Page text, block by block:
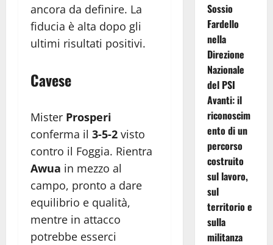
ancora da definire. La
fiducia è alta dopo gli
ultimi risultati positivi.
Cavese
Mister Prosperi
conferma il 3-5-2 visto
contro il Foggia. Rientra
Awua in mezzo al
campo, pronto a dare
equilibrio e qualità,
mentre in attacco
potrebbe esserci
Sossio
Fardello
nella
Direzione
Nazionale
del PSI
Avanti: il
riconoscim
ento di un
percorso
costruito
sul lavoro,
sul
territorio e
sulla
militanza